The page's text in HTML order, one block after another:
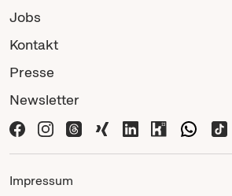
Jobs
Kontakt
Presse
Newsletter
Impressum